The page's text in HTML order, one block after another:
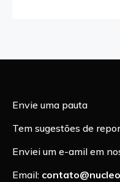
Envie uma pauta
Tem sugestões de
Enviei um e-amil em
Email: